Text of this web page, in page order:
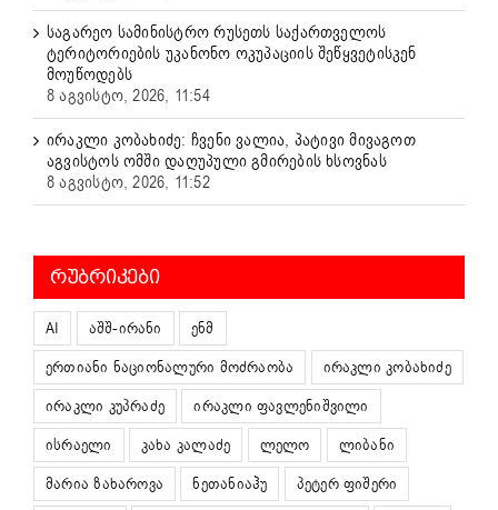
საგარეო სამინისტრო რუსეთს საქართველოს
ტერიტორიების უკანონო ოკუპაციის შეწყვეტისკენ
მოუწოდებს
8 აგვისტო, 2026, 11:54
ირაკლი კობახიძე: ჩვენი ვალია, პატივი მივაგოთ
აგვისტოს ომში დაღუპული გმირების ხსოვნას
8 აგვისტო, 2026, 11:52
ᲠᲣᲑᲠᲘᲙᲔᲑᲘ
AI აშშ-ირანი
ენმ
ერთიანი ნაციონალური მოძრაობა
ირაკლი კობახიძე
ირაკლი კუპრაძე
ირაკლი ფავლენიშვილი
ისრაელი
კახა კალაძე ლელო
ლიბანი
მარია ზახაროვა
ნეთანიაჰუ
პეტერ ფიშერი